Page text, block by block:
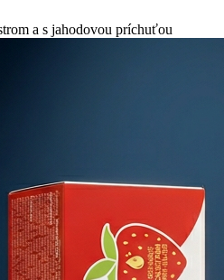
a s jahodovou príchuťou